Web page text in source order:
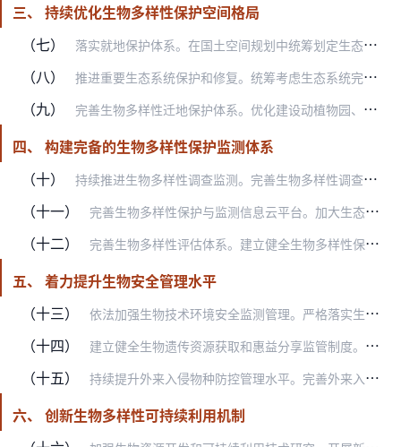
三、 持续优化生物多样性保护空间格局
（七）
落实就地保护体系。在国土空间规划中统筹划定生态保护红线，优化调整自然保护地，加强对生物多样性保护优先区域的保护监管，明确重点生态功能区生物多样性保护和管控政策。…
（八） 推进重要生态系统保护和修复。统筹考虑生态系统完整性、自然地理单元连续性和经济社会发展可持续性，统筹推进山水林田湖草沙冰一体化保护和修复。实施《全国重要生态系统保…
（九） 完善生物多样性迁地保护体系。优化建设动植物园、濒危植物扩繁和迁地保护中心、野生动物收容救护中心和保育救助站、种质资源库（场、区、圃）、微生物菌种保藏中心等各级各…
四、 构建完备的生物多样性保护监测体系
（十）
持续推进生物多样性调查监测。完善生物多样性调查监测技术标准体系，统筹衔接各类资源调查监测工作，全面推进生物多样性保护优先区域和黄河重点生态区、长江重点生态区、京…
（十一） 完善生物多样性保护与监测信息云平台。加大生态系统和重点生物类群监测设备研制和设施建设力度，加快卫星遥感和无人机航空遥感技术应用，探索人工智能应用，推动生物多样性…
（十二） 完善生物多样性评估体系。建立健全生物多样性保护恢复成效、生态系统服务功能、物种资源经济价值等评估标准体系。结合全国生态状况调查评估，每5年发布一次生物多样性综合…
五、 着力提升生物安全管理水平
（十三）
依法加强生物技术环境安全监测管理。严格落实生物安全法，建立健全生物技术环境安全评估与监管技术支撑体系，充分整合现有监测基础，合理布局监测站点，快速识别感知生物技…
（十四） 建立健全生物遗传资源获取和惠益分享监管制度。实施生物遗传资源及其相关传统知识调查登记，制定完善生物遗传资源目录，建立生物遗传资源信息平台，促进生物遗传资源获取、…
（十五） 持续提升外来入侵物种防控管理水平。完善外来入侵物种防控部际协调机制，统筹协调解决外来入侵物种防控重大问题。开展外来入侵物种普查，加强农田、渔业水域、森林、草原、…
六、 创新生物多样性可持续利用机制